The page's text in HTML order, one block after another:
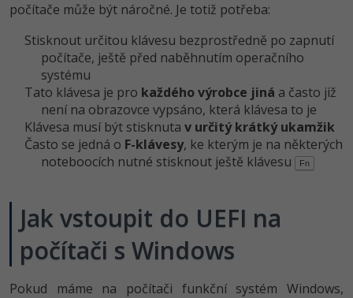
počítače může být náročné. Je totiž potřeba:
Stisknout určitou klávesu bezprostředně po zapnutí
počítače, ještě před naběhnutím operačního
systému
Tato klávesa je pro každého výrobce jiná a často již
není na obrazovce vypsáno, která klávesa to je
Klávesa musí být stisknutav určitý krátký ukamžik
Často se jedná o F-klávesy, ke kterým je na některých
noteboocích nutné stisknout ještě klávesu
Fn
Jak vstoupit do UEFI na
počítači s Windows
Pokud máme na počítači funkční systém Windows,